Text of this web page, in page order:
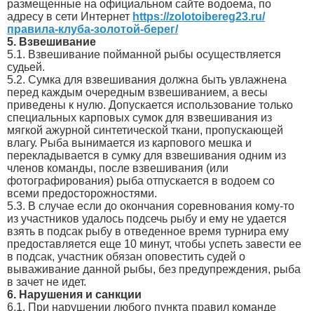
размещенные на официальном сайте водоема, по
адресу в сети Интернет https://zolotoibereg23.ru/
правила-клуба-золотой-берег/
5. Взвешивание
5.1. Взвешивание пойманной рыбы осуществляется
судьей.
5.2. Сумка для взвешивания должна быть увлажнена
перед каждым очередным взвешиванием, а весы
приведены к нулю. Допускается использование только
специальных карповых сумок для взвешивания из
мягкой ажурной синтетической ткани, пропускающей
влагу. Рыба вынимается из карпового мешка и
перекладывается в сумку для взвешивания одним из
членов команды, после взвешивания (или
фотографирования) рыба отпускается в водоем со
всеми предосторожностями.
5.3. В случае если до окончания соревнования кому-то
из участников удалось подсечь рыбу и ему не удается
взять в подсак рыбу в отведенное время турнира ему
предоставляется еще 10 минут, чтобы успеть завести ее
в подсак, участник обязан оповестить судей о
вываживание данной рыбы, без предупреждения, рыба
в зачет не идет.
6. Нарушения и санкции
6.1. При нарушении любого пункта правил команде